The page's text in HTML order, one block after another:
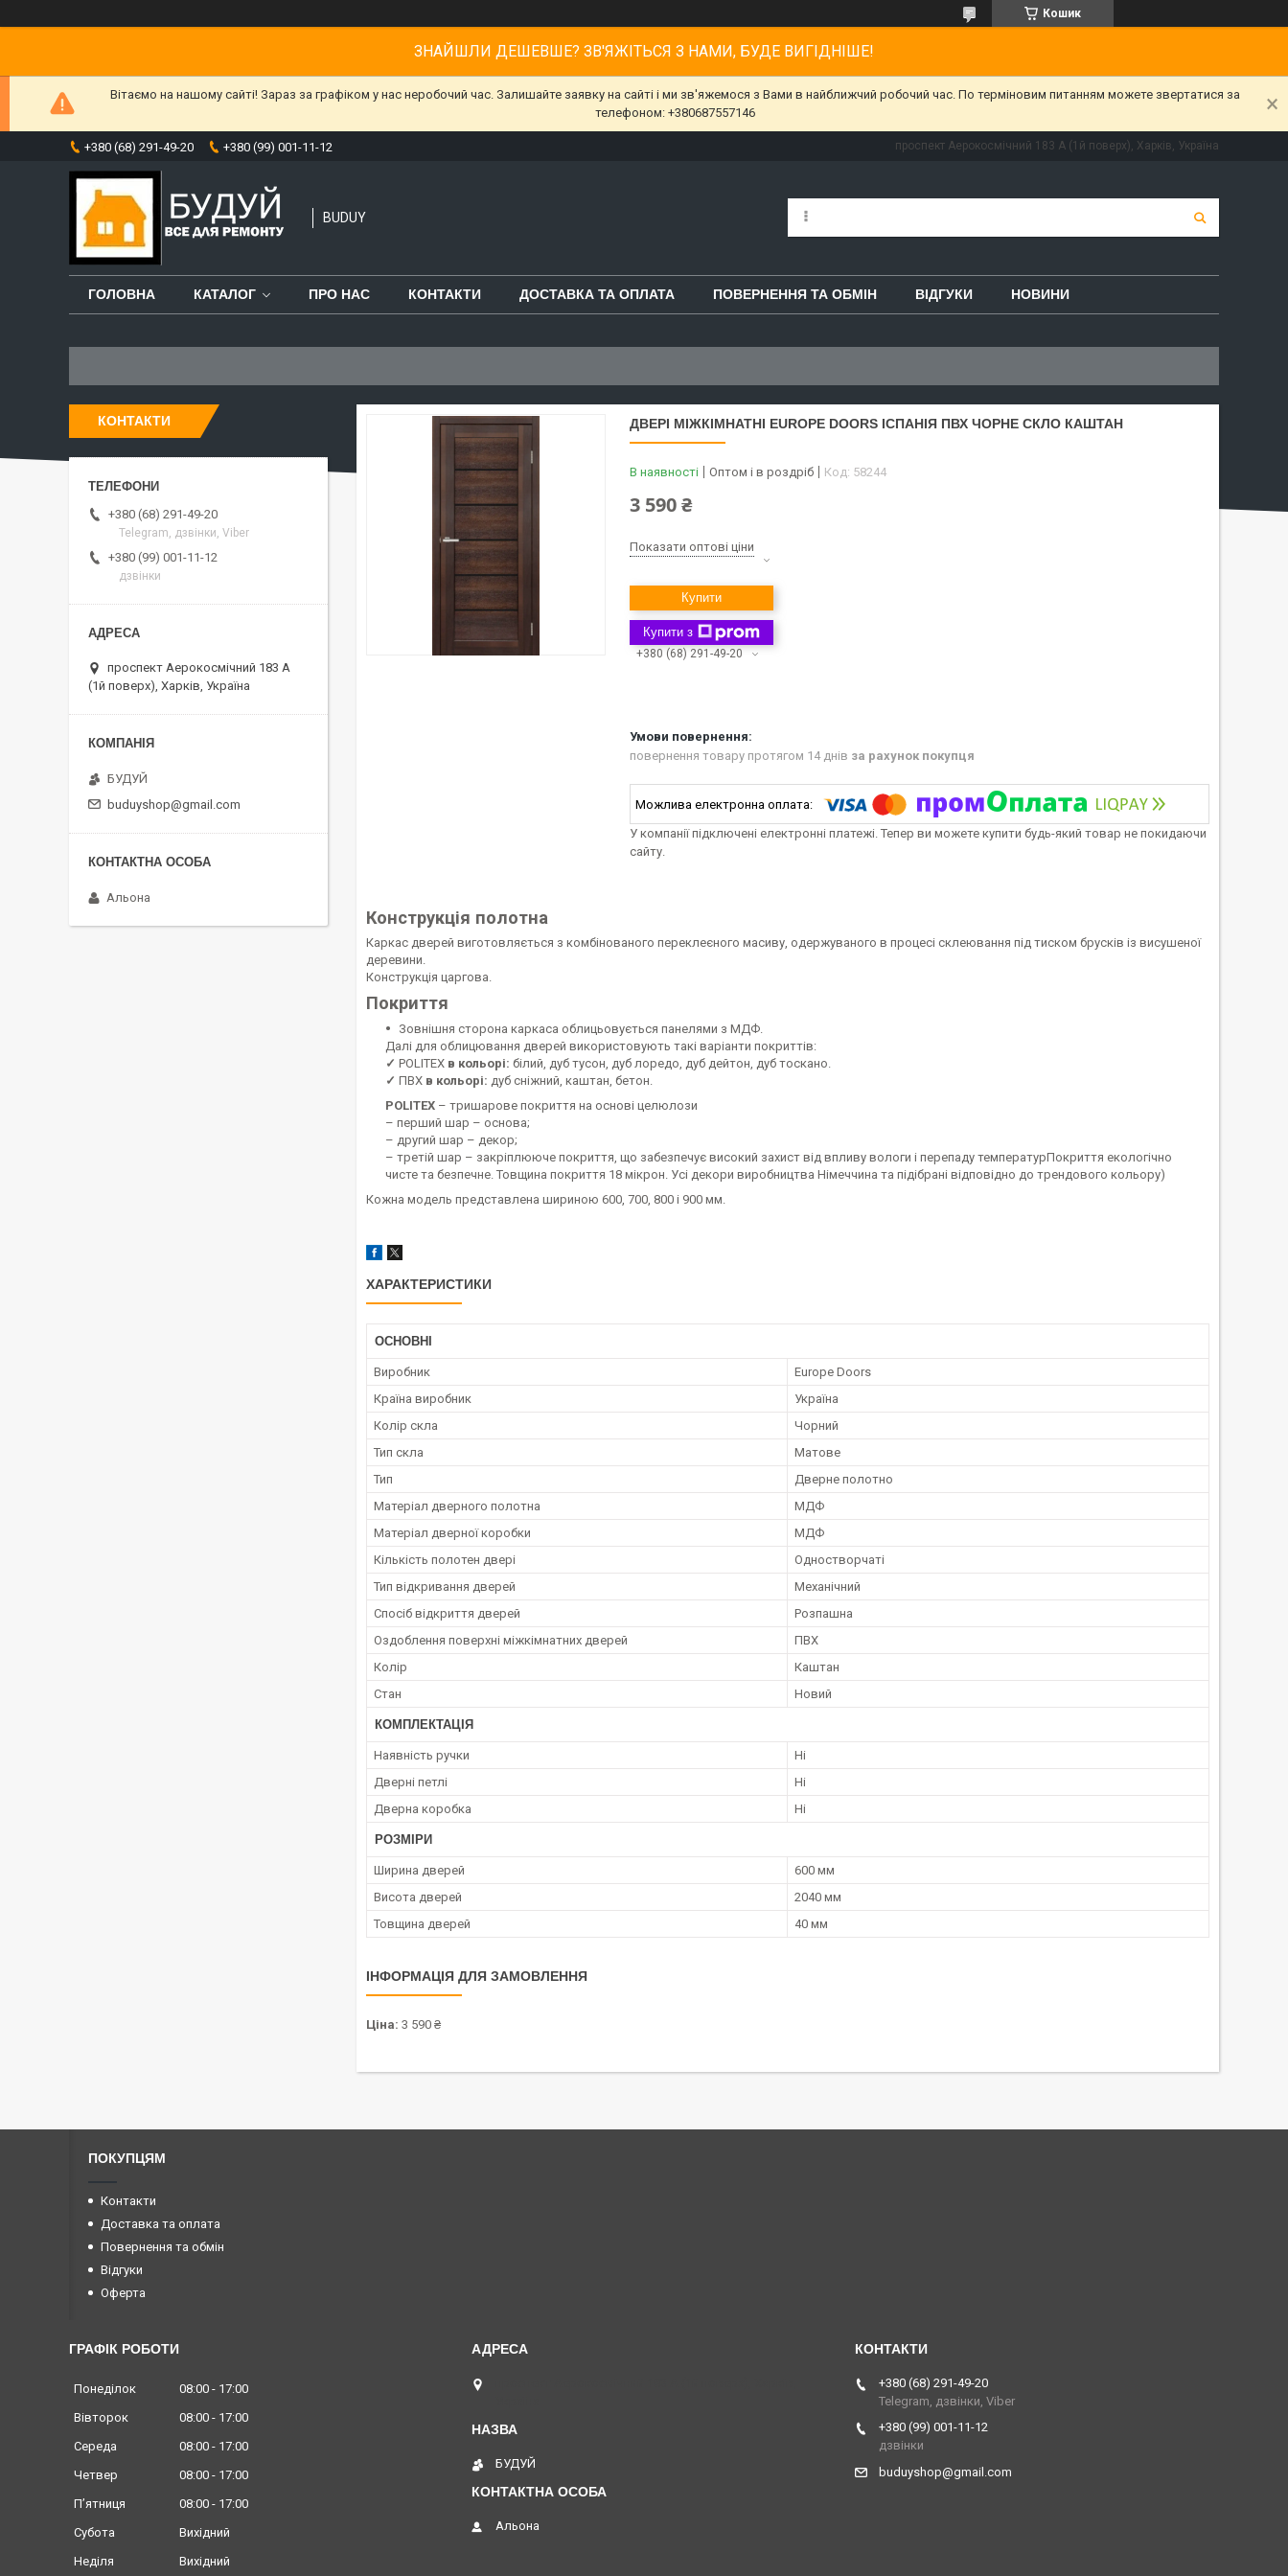
Кошик
ЗНАЙШЛИ ДЕШЕВШЕ? ЗВ'ЯЖІТЬСЯ З НАМИ, БУДЕ ВИГІДНІШЕ!
Вітаємо на нашому сайті! Зараз за графіком у нас неробочий час. Залишайте заявку на сайті і ми зв'яжемося з Вами в найближчий робочий час. По терміновим питанням можете звертатися за
телефоном: +380687557146
+380 (68) 291-49-20 +380 (99) 001-11-12 проспект Аерокосмічний 183 А (1й поверх), Харків, Україна
BUDUY
ГОЛОВНА КАТАЛОГ ПРО НАС КОНТАКТИ ДОСТАВКА ТА ОПЛАТА ПОВЕРНЕННЯ ТА ОБМІН ВІДГУКИ НОВИНИ
ДВЕРІ МІЖКІМНАТНІ EUROPE DOORS ІСПАНІЯ ПВХ ЧОРНЕ СКЛО КАШТАН
В наявності Оптом і в роздріб Код: 58244
3 590 ₴
Показати оптові ціни
Купити
Купити з
+380 (68) 291-49-20
повернення товару протягом 14 днів за рахунок покупця
У компанії підключені електронні платежі. Тепер ви можете купити будь-який товар не покидаючи
сайту.
Конструкція полотна
Каркас дверей виготовляється з комбінованого переклеєного масиву, одержуваного в процесі склеювання під тиском брусків із висушеної
деревини.
Конструкція царгова.
Покриття
Зовнішня сторона каркаса облицьовується панелями з МДФ.
Далі для облицювання дверей використовують такі варіанти покриттів:
✓ POLITEX в кольорі: білий, дуб тусон, дуб лоредо, дуб дейтон, дуб тоскано.
✓ ПВХ в кольорі: дуб сніжний, каштан, бетон.
POLITEX – тришарове покриття на основі целюлози
– перший шар – основа;
– другий шар – декор;
– третій шар – закріплююче покриття, що забезпечує високий захист від впливу вологи і перепаду температурПокриття екологічно
чисте та безпечне. Товщина покриття 18 мікрон. Усі декори виробництва Німеччина та підібрані відповідно до трендового кольору)
Кожна модель представлена шириною 600, 700, 800 і 900 мм.
ХАРАКТЕРИСТИКИ
ОСНОВНІ
Виробник
Europe Doors
Країна виробник
Україна
Колір скла
Чорний
Тип скла
Матове
Тип
Дверне полотно
Матеріал дверного полотна
МДФ
Матеріал дверної коробки
МДФ
Кількість полотен двері
Одностворчаті
Тип відкривання дверей
Механічний
Спосіб відкриття дверей
Розпашна
Оздоблення поверхні міжкімнатних дверей
ПВХ
Колір
Каштан
Стан
Новий
КОМПЛЕКТАЦІЯ
Наявність ручки
Ні
Дверні петлі
Ні
Дверна коробка
Ні
РОЗМІРИ
Ширина дверей
600 мм
Висота дверей
2040 мм
Товщина дверей
40 мм
ІНФОРМАЦІЯ ДЛЯ ЗАМОВЛЕННЯ
Ціна: 3 590 ₴
КОНТАКТИ
+380 (68) 291-49-20
Telegram, дзвінки, Viber
+380 (99) 001-11-12
дзвінки
проспект Аерокосмічний 183 А
(1й поверх), Харків, Україна
БУДУЙ
buduyshop@gmail.com
Альона
ПОКУПЦЯМ
Контакти
Доставка та оплата
Повернення та обмін
Відгуки
Оферта
ГРАФІК РОБОТИ
Понеділок 08:00
17:00
Вівторок
08:00
17:00
Середа
08:00
17:00
Четвер
08:00
17:00
Пʼятниця
08:00
17:00
Субота
Вихідний
Неділя
Вихідний
БУДУЙ
Альона
+380 (68) 291-49-20
Telegram, дзвінки, Viber
+380 (99) 001-11-12
дзвінки
buduyshop@gmail.com